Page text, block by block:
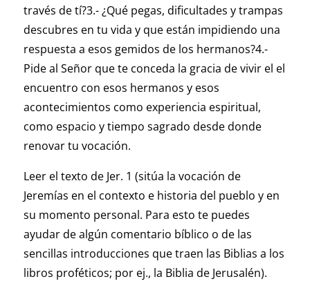
través de tí?3.- ¿Qué pegas, dificultades y trampas
descubres en tu vida y que están impidiendo una
respuesta a esos gemidos de los hermanos?4.-
Pide al Señor que te conceda la gracia de vivir el el
encuentro con esos hermanos y esos
acontecimientos como experiencia espiritual,
como espacio y tiempo sagrado desde donde
renovar tu vocación.
Leer el texto de Jer. 1 (sitúa la vocación de
Jeremías en el contexto e historia del pueblo y en
su momento personal. Para esto te puedes
ayudar de algún comentario bíblico o de las
sencillas introducciones que traen las Biblias a los
libros proféticos; por ej., la Biblia de Jerusalén).